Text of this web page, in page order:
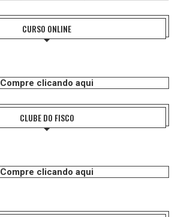
CURSO ONLINE
Compre clicando aqui
CLUBE DO FISCO
Compre clicando aqui